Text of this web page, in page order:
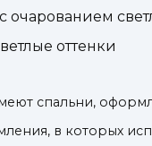
очарованием
оттенки
спальни,
в которых